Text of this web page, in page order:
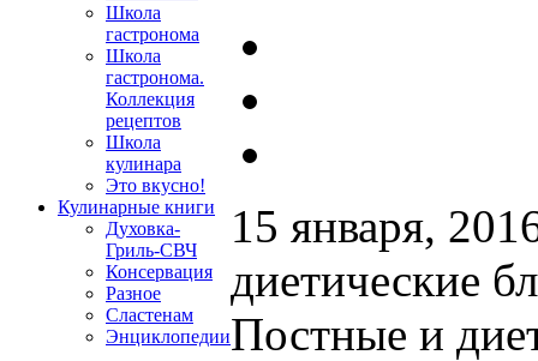
Школа
гастронома
Школа
гастронома.
Коллекция
рецептов
Школа
кулинара
Это вкусно!
Кулинарные книги
Духовка-
Гриль-СВЧ
Консервация
Разное
Сластенам
Энциклопедии
15 января,
диетические
Постные и